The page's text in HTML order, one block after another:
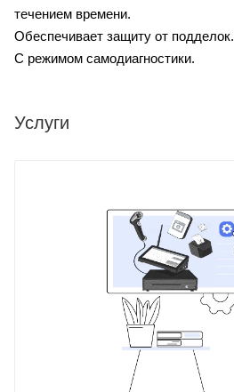
течением времени.
Обеспечивает защиту от подделок.
С режимом самодиагностики.
Услуги